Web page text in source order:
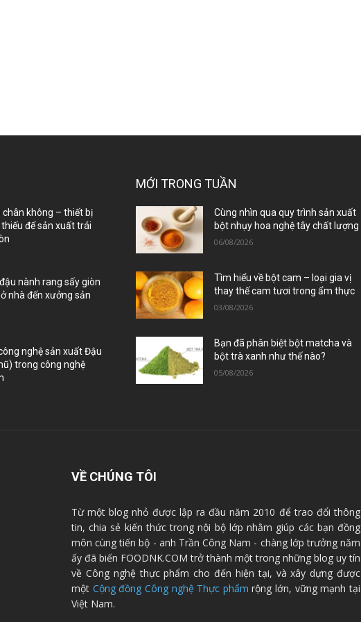
chân không – thiết bị
để sản xuất trái
nành rang sấy giòn
nhà đến xưởng sản
nghệ sản xuất Đậu
trong công nghệ
MỚI TRONG TUẦN
Cùng nhìn qua quy trình sản xuất
bột nhụy hoa nghệ tây chất lượng
06/08/2026
Tìm hiểu về bột cam – loại gia vị
thay thế cam tươi trong ẩm thực
03/08/2026
Bạn đã phân biệt bột matcha và
bột trà xanh như thế nào?
05/08/2026
VỀ CHÚNG TÔI
Từ một blog nhỏ được lập ra đầu năm 2010 để trao đổi thông
tin, chia sẻ kiến thức trong nội bộ lớp nhằm giúp các bạn đồng
môn cùng tiến bộ - anh Trần Công Nam - chàng lớp trưởng năm
ấy đã biến FOODNK.COM trở thành một trong những blog uy tín
về Công nghệ thực phẩm cho đến hiện tại, và xây dựng được
một Cộng đồng Công nghệ Thực phẩm rộng lớn, vững mạnh tại
Việt Nam.